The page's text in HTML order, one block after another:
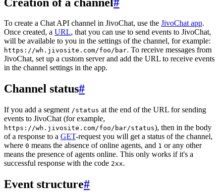
To create a Chat API channel in JivoChat, use the JivoChat app.
Once created, a URL, that you can use to send events to JivoChat,
will be available to you in the settings of the channel, for example:
https://wh.jivosite.com/foo/bar. To receive messages from
JivoChat, set up a custom server and add the URL to receive events
in the channel settings in the app.
Channel status#
If you add a segment /status at the end of the URL for sending
events to JivoChat (for example,
https://wh.jivosite.com/foo/bar/status), then in the body
of a response to a GET-request you will get a status of the channel,
where 0 means the absence of online agents, and 1 or any other
means the presence of agents online. This only works if it's a
successful response with the code 2xx.
Event structure#